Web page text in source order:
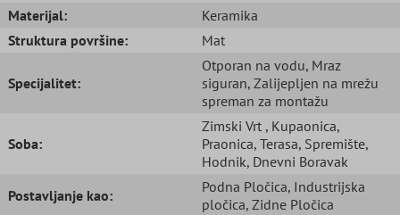
Materijal:
Keramika
Struktura površine:
Mat
Specijalitet:
Otporan na vodu, Mraz
siguran, Zalijepljen na mrežu
spreman za montažu
Soba:
Zimski Vrt , Kupaonica,
Praonica, Terasa, Spremište,
Hodnik, Dnevni Boravak
Postavljanje kao:
Podna Pločica, Industrijska
pločica, Zidne Pločica